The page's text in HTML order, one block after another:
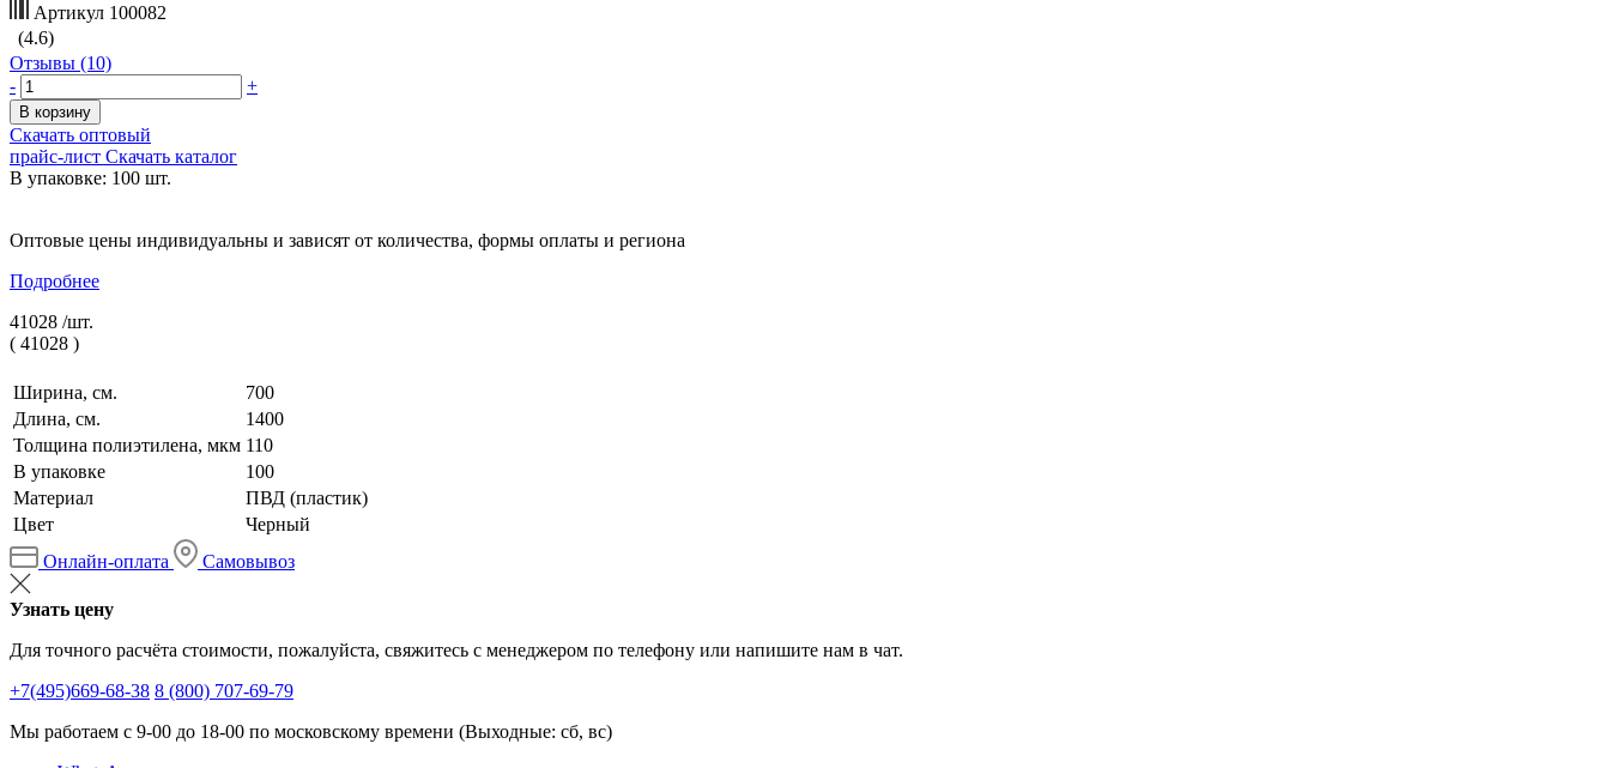
Артикул 100082
(4.6)
Отзывы (10)
-
+
В корзину
Скачать оптовый
прайс-лист Скачать каталог
В упаковке: 100 шт.
Оптовые цены индивидуальны и зависят от количества, формы оплаты и региона
Подробнее
41028 /шт.
( 41028 )
Ширина, см.
700
Длина, см.
1400
Толщина полиэтилена, мкм 110
В упаковке
100
Материал
ПВД (пластик)
Цвет
Черный
Онлайн-оплата
Самовывоз
Узнать цену
Для точного расчёта стоимости, пожалуйста, свяжитесь с менеджером по телефону или напишите нам в чат.
+7(495)669-68-38 8 (800) 707-69-79
Мы работаем с 9-00 до 18-00 по московскому времени (Выходные: сб, вс)